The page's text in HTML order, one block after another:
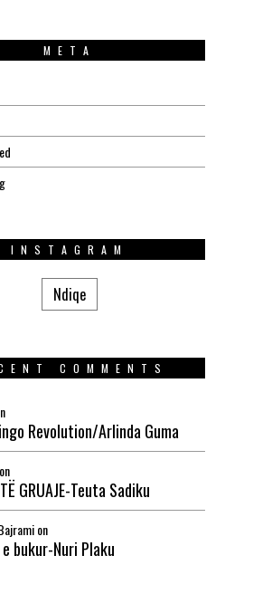
META
INSTAGRAM
Ndiqe
COMMENTS
Revolution/Arlinda Guma
on
GRUAJE-Teuta Sadiku
on
bukur-Nuri Plaku